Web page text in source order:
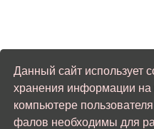
Данный сайт использует
хранения информации на
компьютере
фалов необходимы для